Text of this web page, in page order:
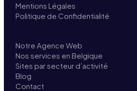
Mentions Légales
Politique de Confidentialité
Notre Agence Web
Nos services en Belgique
Sites par secteur d’activité
Blog
Contact